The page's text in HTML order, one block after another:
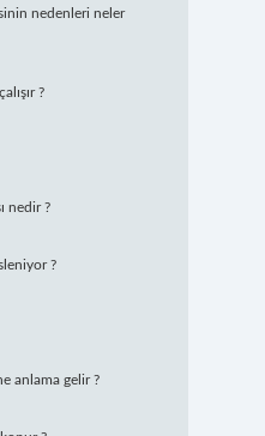
nedenleri neler
?
nedir ?
?
anlama gelir ?